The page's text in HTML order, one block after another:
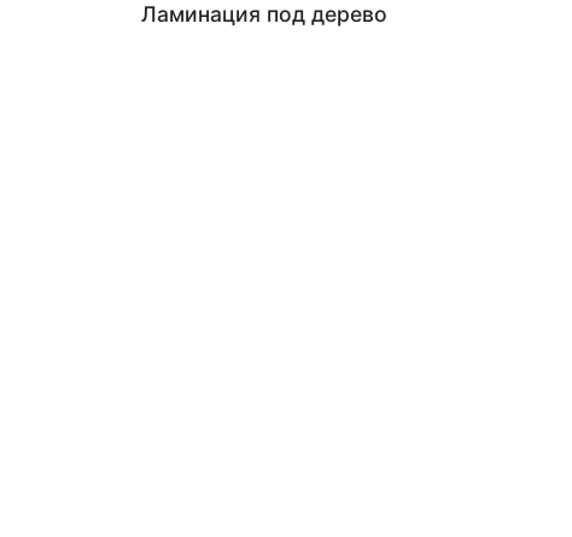
Ламинация под дерево